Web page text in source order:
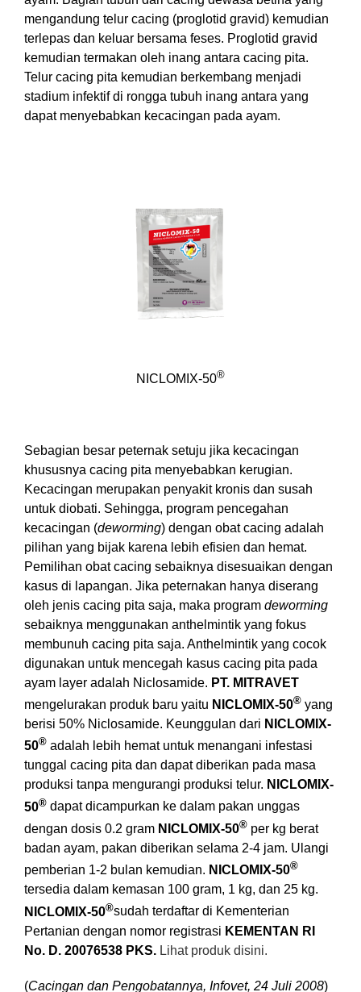
mengandung telur cacing (proglotid gravid) kemudian
terlepas dan keluar bersama feses. Proglotid gravid
kemudian termakan oleh inang antara cacing pita.
Telur cacing pita kemudian berkembang menjadi
stadium infektif di rongga tubuh inang antara yang
dapat menyebabkan kecacingan pada ayam.
NICLOMIX-50®
Sebagian besar peternak setuju jika kecacingan
khususnya cacing pita menyebabkan kerugian.
Kecacingan merupakan penyakit kronis dan susah
untuk diobati. Sehingga, program pencegahan
kecacingan (deworming) dengan obat cacing adalah
pilihan yang bijak karena lebih efisien dan hemat.
Pemilihan obat cacing sebaiknya disesuaikan dengan
kasus di lapangan. Jika peternakan hanya diserang
oleh jenis cacing pita saja, maka program deworming
sebaiknya menggunakan anthelmintik yang fokus
membunuh cacing pita saja. Anthelmintik yang cocok
digunakan untuk mencegah kasus cacing pita pada
ayam layer adalah Niclosamide. PT. MITRAVET
mengelurakan produk baru yaitu NICLOMIX-50® yang
berisi 50% Niclosamide. Keunggulan dari NICLOMIX-
50® adalah lebih hemat untuk menangani infestasi
tunggal cacing pita dan dapat diberikan pada masa
produksi tanpa mengurangi produksi telur. NICLOMIX-
50® dapat dicampurkan ke dalam pakan unggas
dengan dosis 0.2 gram NICLOMIX-50® per kg berat
badan ayam, pakan diberikan selama 2-4 jam. Ulangi
pemberian 1-2 bulan kemudian. NICLOMIX-50®
tersedia dalam kemasan 100 gram, 1 kg, dan 25 kg.
NICLOMIX-50®sudah terdaftar di Kementerian
Pertanian dengan nomor registrasi KEMENTAN RI
No. D. 20076538 PKS. Lihat produk disini.
(Cacingan dan Pengobatannya, Infovet, 24 Juli 2008)